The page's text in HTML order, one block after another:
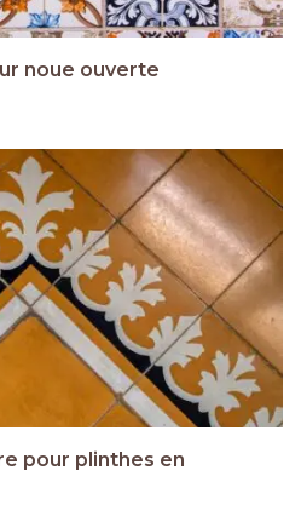
noue ouverte
pour plinthes en